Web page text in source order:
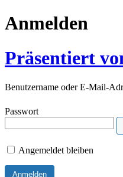
Anmelden
Präsentiert
Benutzername oder E-Mail-
Passwort
Angemeldet bleiben